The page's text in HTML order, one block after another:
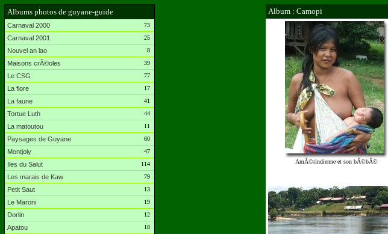
Albums photos de guyane-guide
Carnaval 2000 73
Carnaval 2001 25
Nouvel an lao 8
Maisons crÃ©oles 39
Le CSG 77
La flore 17
La faune 41
Tortue Luth 44
La matoutou 11
Paysages de Guyane 60
Montjoly 47
Iles du Salut 114
Les marais de Kaw 79
Petit Saut 13
Le Maroni 19
Dorlin 12
Apatou 18
Album : Camopi
AmÃ©rindienne et son bÃ©bÃ©